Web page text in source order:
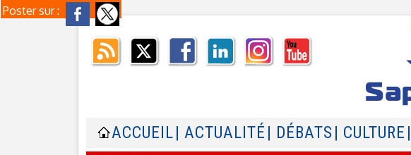
Poster sur :
ACCUEIL | ACTUALITÉ | DÉBATS | CULTURE